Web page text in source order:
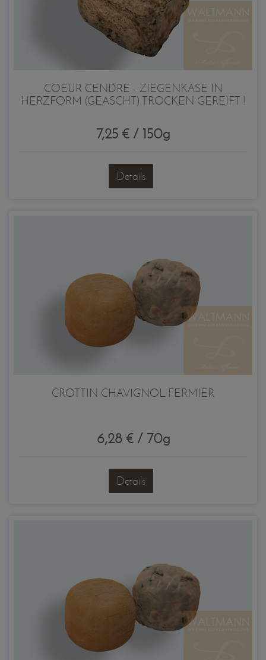
COEUR CENDRE - ZIEGENKÄSE IN
HERZFORM (GEASCHT) TROCKEN GEREIFT !
7,25 € / 150g
Details
CROTTIN CHAVIGNOL FERMIER
6,28 € / 70g
Details